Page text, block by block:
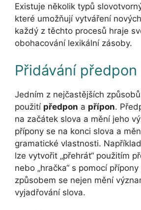
Existuje několik typů
které umožňují vytváření
každý z těchto procesů hraje
obohacování lexikální zásoby.
Přidávání
Jedním z nejčastějších
použití předpon a přípon.
na začátek slova a mění jeho
přípony se na konci slova a
gramatické vlastnosti.
lze vytvořit „přehrát“ použitím
nebo „hračka“ s pomocí přípony
způsobem se nejen mění
vyjadřování slova.